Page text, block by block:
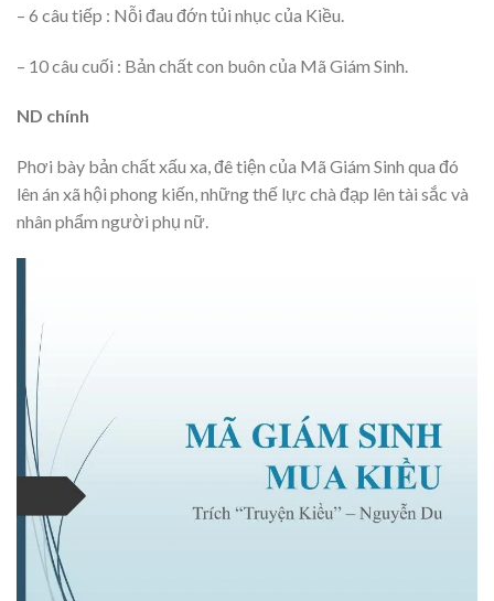
– 6 câu tiếp : Nỗi đau đớn tủi nhục của Kiều.
– 10 câu cuối : Bản chất con buôn của Mã Giám Sinh.
ND chính
Phơi bày bản chất xấu xa, đê tiện của Mã Giám Sinh qua đó
lên án xã hội phong kiến, những thế lực chà đạp lên tài sắc và
nhân phẩm người phụ nữ.